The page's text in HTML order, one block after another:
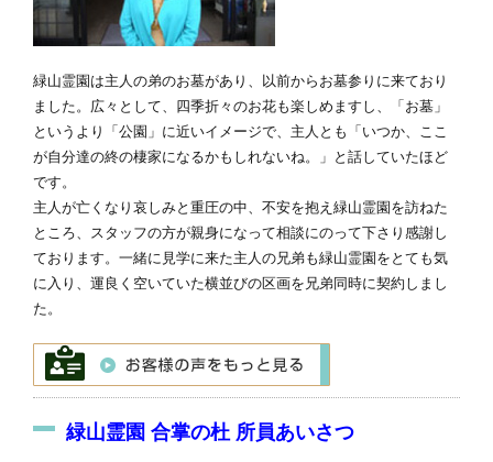
緑山霊園は主人の弟のお墓があり、以前からお墓参りに来ており
ました。広々として、四季折々のお花も楽しめますし、「お墓」
というより「公園」に近いイメージで、主人とも「いつか、ここ
が自分達の終の棲家になるかもしれないね。」と話していたほど
です。
主人が亡くなり哀しみと重圧の中、不安を抱え緑山霊園を訪ねた
ところ、スタッフの方が親身になって相談にのって下さり感謝し
ております。一緒に見学に来た主人の兄弟も緑山霊園をとても気
に入り、運良く空いていた横並びの区画を兄弟同時に契約しまし
た。
緑山霊園 合掌の杜 所員あいさつ